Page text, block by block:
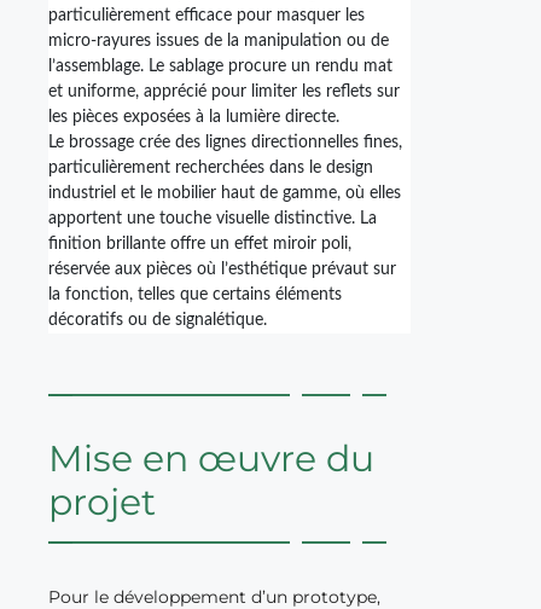
particulièrement efficace pour masquer les
micro-rayures issues de la manipulation ou de
l’assemblage. Le sablage procure un rendu mat
et uniforme, apprécié pour limiter les reflets sur
les pièces exposées à la lumière directe.
Le brossage crée des lignes directionnelles fines,
particulièrement recherchées dans le design
industriel et le mobilier haut de gamme, où elles
apportent une touche visuelle distinctive. La
finition brillante offre un effet miroir poli,
réservée aux pièces où l’esthétique prévaut sur
la fonction, telles que certains éléments
décoratifs ou de signalétique.
Mise en œuvre du
projet
Pour le développement d’un prototype,